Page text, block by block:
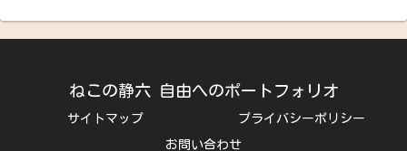
ねこの静六 自由へのポートフォリオ
サイトマップ プライバシーポリシー
お問い合わせ